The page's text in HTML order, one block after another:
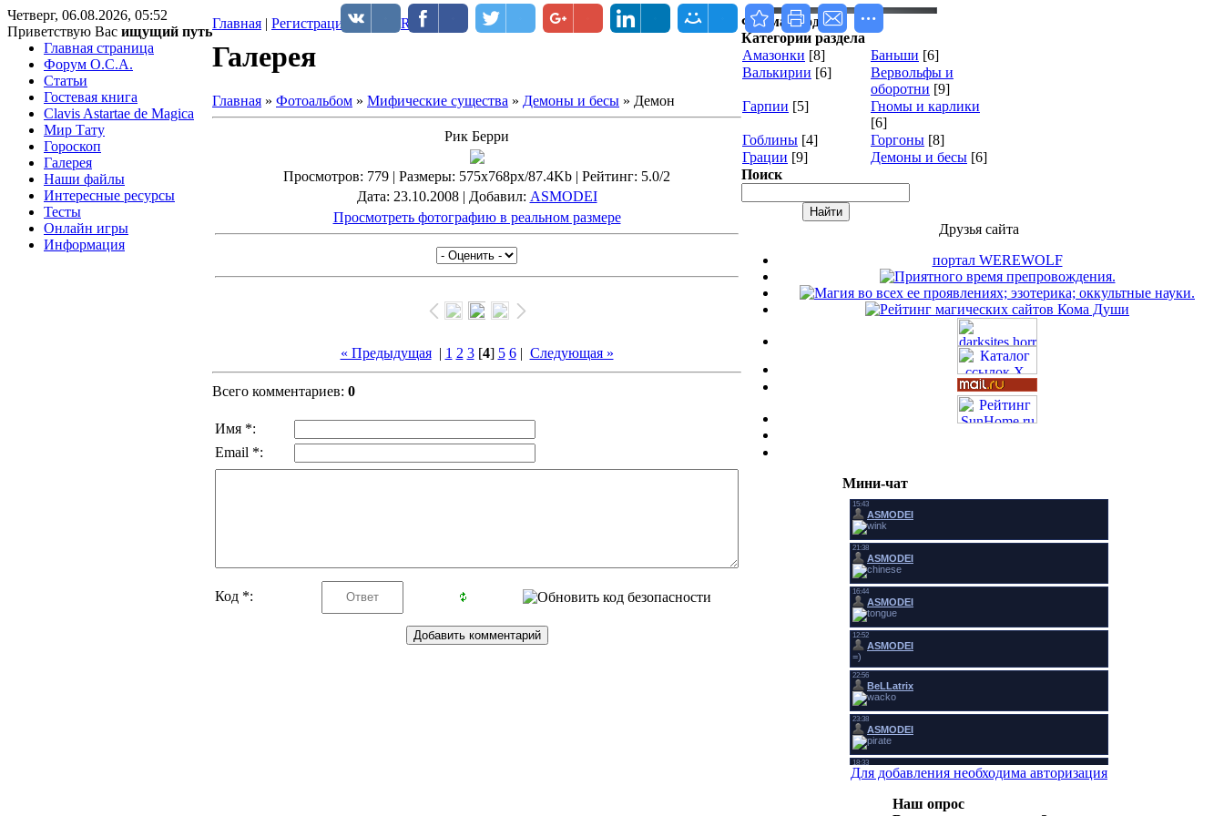
Четверг, 06.08.2026, 05:52
Приветствую Вас ищущий путь
Главная | Регистрация|Вход
RSS
Главная страница
Форум O.C.A.
Статьи
Гостевая книга
Clavis Astartae de Magica
Мир Тату
Гороскоп
Галерея
Наши файлы
Интересные ресурсы
Тесты
Онлайн игры
Информация
Галерея
Главная » Фотоальбом » Мифические существа » Демоны и бесы » Демон
Рик Берри
Просмотров: 779 | Размеры: 575x768px/87.4Kb | Рейтинг: 5.0/2
Дата: 23.10.2008 | Добавил: ASMODEI
Просмотреть фотографию в реальном размере
« Предыдущая| 1 2 3[4] 5 6| Следующая »
Всего комментариев: 0
Имя *:
Email *:
Код *:
Форма входа
Категории раздела
Амазонки [8] Баньши [6]
Валькирии [6]
Вервольфы и
оборотни [9]
Гарпии [5]
Гномы и карлики
[6]
Гоблины [4] Горгоны [8]
Грации [9] Демоны и бесы [6]
Поиск
Друзья сайта
портал WEREWOLF
Мини-чат
Для добавления необходима авторизация
Наш опрос